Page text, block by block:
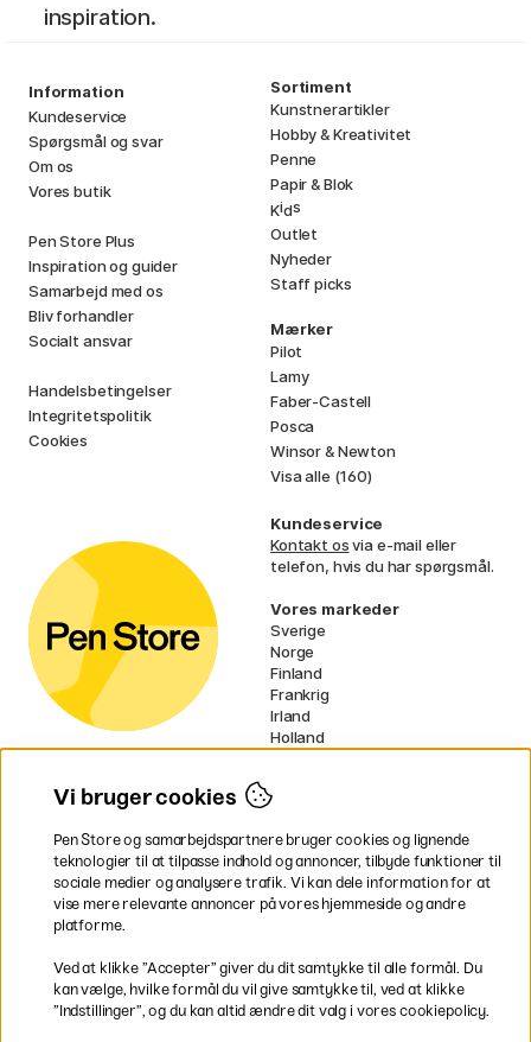
inspiration.
Information
Kundeservice
Spørgsmål og svar
Om os
Vores butik
Pen Store Plus
Inspiration og guider
Samarbejd med os
Bliv forhandler
Socialt ansvar
Handelsbetingelser
Integritetspolitik
Cookies
Sortiment
Kunstnerartikler
Hobby & Kreativitet
Penne
Papir & Blok
Kids
Outlet
Nyheder
Staff picks
Mærker
Pilot
Lamy
Faber-Castell
Posca
Winsor & Newton
Visa alle (160)
Kundeservice
Kontakt osvia e-mail eller
telefon, hvis du har spørgsmål.
Vores markeder
Sverige
Norge
Finland
Frankrig
Irland
Holland
EU
* Specifikkefragtvilkår gælder for
voluminøse varer.
Vi bruger cookies
Pen Store og samarbejdspartnere bruger cookies og lignende
teknologier til at tilpasse indhold og annoncer, tilbyde funktioner til
sociale medier og analysere trafik. Vi kan dele information for at
vise mere relevante annoncer på vores hjemmeside og andre
platforme.
Ved at klikke ”Accepter” giver du dit samtykke til alle formål. Du
kan vælge, hvilke formål du vil give samtykke til, ved at klikke
”Indstillinger”, og du kan altid ændre dit valg i vores cookiepolicy.